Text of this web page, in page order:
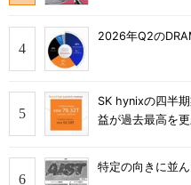
2026年Q2の
SK hynixの四半
益が過去最高を
特定の向きに並